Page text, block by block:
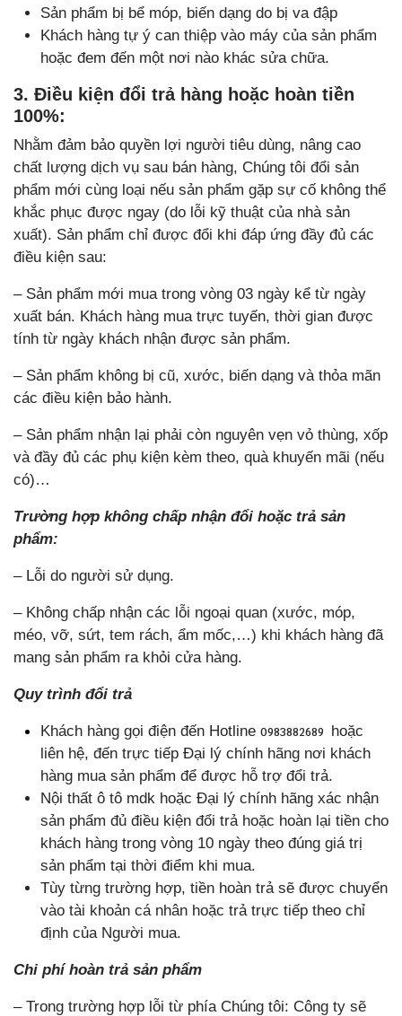
Sản phẩm bị bể móp, biến dạng do bị va đập
Khách hàng tự ý can thiệp vào máy của sản phẩm
hoặc đem đến một nơi nào khác sửa chữa.
3. Điều kiện đổi trả hàng hoặc hoàn tiền
100%:
Nhằm đảm bảo quyền lợi người tiêu dùng, nâng cao
chất lượng dịch vụ sau bán hàng, Chúng tôi đổi sản
phẩm mới cùng loại nếu sản phẩm gặp sự cố không thể
khắc phục được ngay (do lỗi kỹ thuật của nhà sản
xuất). Sản phẩm chỉ được đổi khi đáp ứng đầy đủ các
điều kiện sau:
– Sản phẩm mới mua trong vòng 03 ngày kể từ ngày
xuất bán. Khách hàng mua trực tuyến, thời gian được
tính từ ngày khách nhận được sản phẩm.
– Sản phẩm không bị cũ, xước, biến dạng và thỏa mãn
các điều kiện bảo hành.
– Sản phẩm nhận lại phải còn nguyên vẹn vỏ thùng, xốp
và đầy đủ các phụ kiện kèm theo, quà khuyến mãi (nếu
có)…
Trường hợp không chấp nhận đổi hoặc trả sản
phẩm:
– Lỗi do người sử dụng.
– Không chấp nhận các lỗi ngoại quan (xước, móp,
méo, vỡ, sứt, tem rách, ẩm mốc,…) khi khách hàng đã
mang sản phẩm ra khỏi cửa hàng.
Quy trình đổi trả
Khách hàng gọi điện đến Hotline 0983882689 hoặc
liên hệ, đến trực tiếp Đại lý chính hãng nơi khách
hàng mua sản phẩm để được hỗ trợ đổi trả.
Nội thất ô tô mdk hoặc Đại lý chính hãng xác nhận
sản phẩm đủ điều kiện đổi trả hoặc hoàn lại tiền cho
khách hàng trong vòng 10 ngày theo đúng giá trị
sản phẩm tại thời điểm khi mua.
Tùy từng trường hợp, tiền hoàn trả sẽ được chuyển
vào tài khoản cá nhân hoặc trả trực tiếp theo chỉ
định của Người mua.
Chi phí hoàn trả sản phẩm
– Trong trường hợp lỗi từ phía Chúng tôi: Công ty sẽ